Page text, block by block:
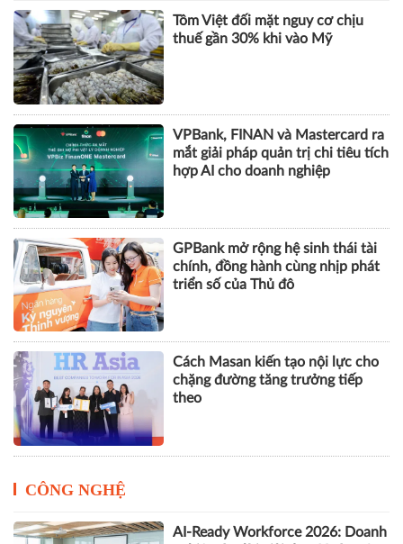
Tôm Việt đối mặt nguy cơ chịu
thuế gần 30% khi vào Mỹ
VPBank, FINAN và Mastercard ra
mắt giải pháp quản trị chi tiêu tích
hợp AI cho doanh nghiệp
GPBank mở rộng hệ sinh thái tài
chính, đồng hành cùng nhịp phát
triển số của Thủ đô
Cách Masan kiến tạo nội lực cho
chặng đường tăng trưởng tiếp
theo
CÔNG NGHỆ
AI-Ready Workforce 2026: Doanh